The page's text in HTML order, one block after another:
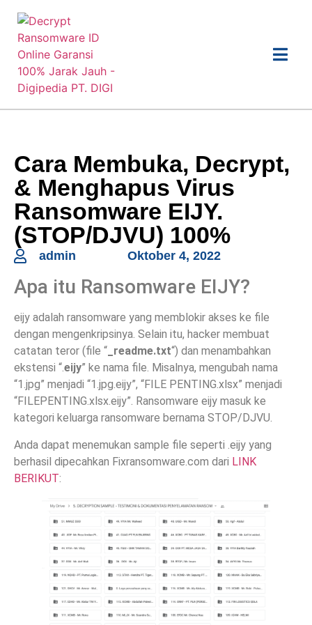
Cara Membuka, Decrypt,
& Menghapus Virus
Ransomware EIJY.
(STOP/DJVU) 100%
admin Oktober 4, 2022
Apa itu Ransomware EIJY?
eijy adalah ransomware yang memblokir akses ke file
dengan mengenkripsinya. Selain itu, hacker membuat
catatan teror (file “ _readme.txt“) dan menambahkan
ekstensi “.eijy” ke nama file. Misalnya, mengubah nama
“1.jpg” menjadi “1.jpg.eijy”, “FILE PENTING.xlsx” menjadi
“FILEPENTING.xlsx.eijy”. Ransomware eijy masuk ke
kategori keluarga ransomware bernama STOP/DJVU.
Anda dapat menemukan sample file seperti .eijy yang
berhasil dipecahkan Fixransomware.com dari LINK
BERIKUT: